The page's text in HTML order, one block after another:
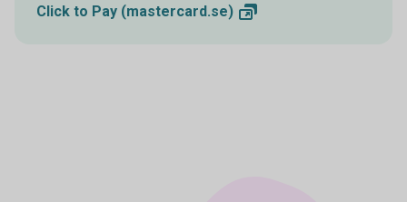
Click to Pay (mastercard.se)